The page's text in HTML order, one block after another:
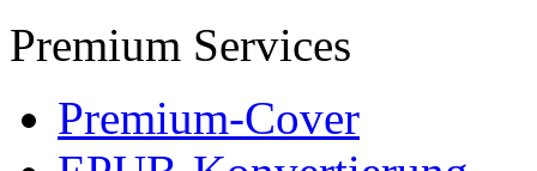
Premium Services
Premium-Cover